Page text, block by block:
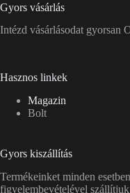
Gyors vásárlás
Intézd vásárlásodat gyorsan
Hasznos linkek
Magazin
Bolt
Gyors kiszállítás
Termékeinket minden
figyelembevételével